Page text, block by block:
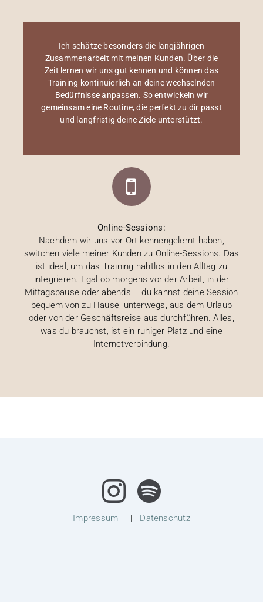
Online-Sessions:
Nachdem wir uns vor Ort kennengelernt haben,
switchen viele meiner Kunden zu Online-Sessions. Das
ist ideal, um das Training nahtlos in den Alltag zu
integrieren. Egal ob morgens vor der Arbeit, in der
Mittagspause oder abends – du kannst deine Session
bequem von zu Hause, unterwegs, aus dem Urlaub
oder von der Geschäftsreise aus durchführen. Alles,
was du brauchst, ist ein ruhiger Platz und eine
Internetverbindung.
Ich schätze besonders die langjährigen
Zusammenarbeit mit meinen Kunden. Über die
Zeit lernen wir uns gut kennen und können das
Training kontinuierlich an deine wechselnden
Bedürfnisse anpassen. So entwickeln wir
gemeinsam eine Routine, die perfekt zu dir passt
und langfristig deine Ziele unterstützt.
Impressum | Datenschutz